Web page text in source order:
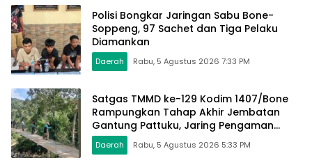
Polisi Bongkar Jaringan Sabu Bone-
Soppeng, 97 Sachet dan Tiga Pelaku
Diamankan
Daerah Rabu, 5 Agustus 2026 7:33 PM
Satgas TMMD ke-129 Kodim 1407/Bone
Rampungkan Tahap Akhir Jembatan
Gantung Pattuku, Jaring Pengaman
Mulai Terpasang
Daerah Rabu, 5 Agustus 2026 5:33 PM